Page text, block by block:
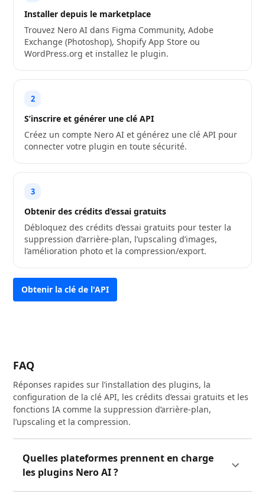
Installer depuis le marketplace
Trouvez Nero AI dans Figma Community, Adobe
Exchange (Photoshop), Shopify App Store ou
WordPress.org et installez le plugin.
2
S’inscrire et générer une clé API
Créez un compte Nero AI et générez une clé API pour
connecter votre plugin en toute sécurité.
3
Obtenir des crédits d’essai gratuits
Débloquez des crédits d’essai gratuits pour tester la
suppression d’arrière-plan, l’upscaling d’images,
l’amélioration photo et la compression/export.
Obtenir la clé de l'API
FAQ
Réponses rapides sur l’installation des plugins, la
configuration de la clé API, les crédits d’essai gratuits et les
fonctions IA comme la suppression d’arrière-plan,
l’upscaling et la compression.
Quelles plateformes prennent en charge
les plugins Nero AI ?